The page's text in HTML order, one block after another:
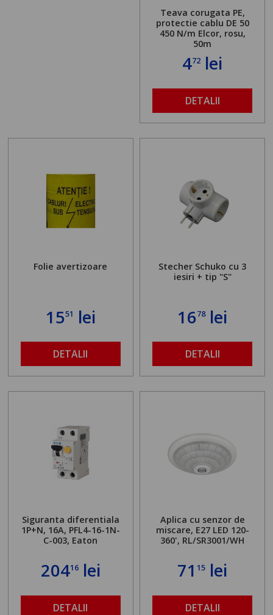
Teava corugata PE,
protectie cablu DE 50
450 N/m Elcor, rosu,
50m
472 lei
DETALII
Folie avertizoare
1551 lei
DETALII
Stecher Schuko cu 3
iesiri + tip "S"
1678lei
DETALII
Siguranta diferentiala
1P+N, 16A, PFL4-16-1N-
C-003, Eaton
20416lei
DETALII
Aplica cu senzor de
miscare, E27 LED 120-
360', RL/SR3001/WH
7115 lei
DETALII